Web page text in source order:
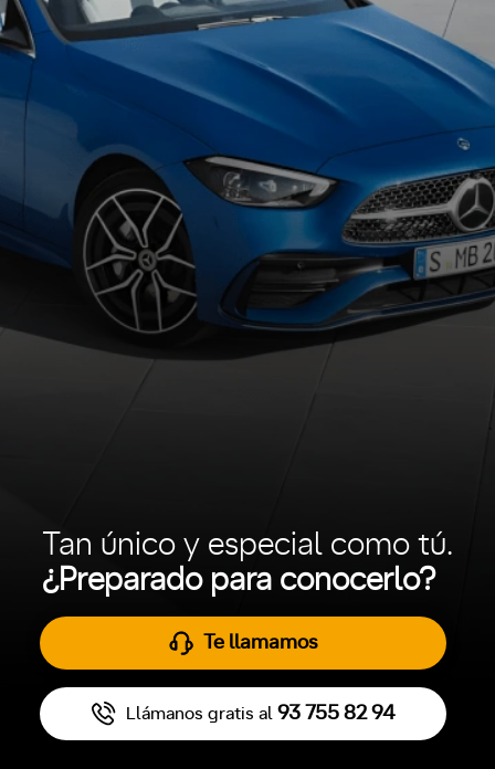
Tan único y especial como tú.
¿Preparado para conocerlo?
Te llamamos
Llámanos gratis al 93 755 82 94